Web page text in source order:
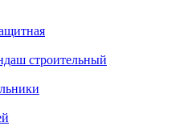
строительный